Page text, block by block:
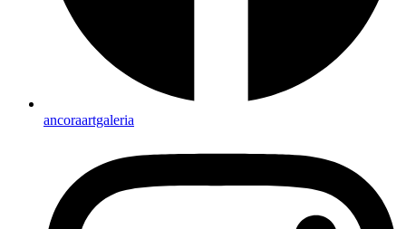
ancoraartgaleria